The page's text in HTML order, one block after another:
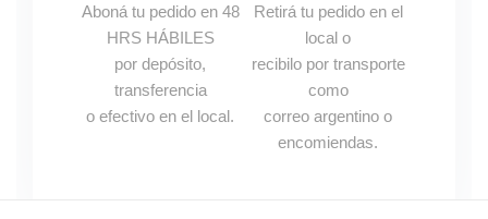
Aboná tu pedido en 48
HRS HÁBILES
por depósito,
transferencia
o efectivo en el local.
Retirá tu pedido en el
local o
recibilo por transporte
como
correo argentino o
encomiendas.